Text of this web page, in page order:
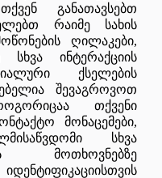
განათავსებთ
რაიმე სახის
ღილაკები,
ინტერაქციის
ქსელების
შევაგროვოთ
თქვენი
მონაცემები,
სხვა
მოთხოვნებზე